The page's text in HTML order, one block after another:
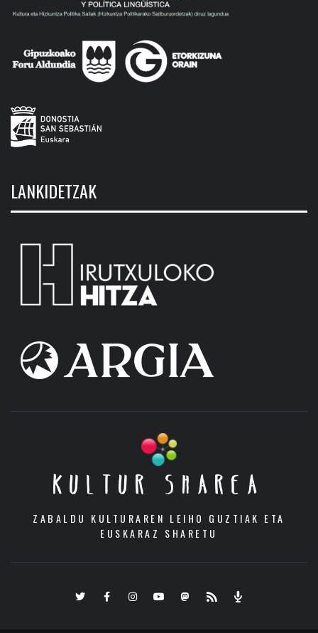
LANKIDETZAK
KULTUR SHAREA
ZABALDU KULTURAREN LEIHO GUZTIAK ETA
EUSKARAZ SHARETU
TwitterFacebookInstagramYoutubeMastodon.eus
RSS Podcast